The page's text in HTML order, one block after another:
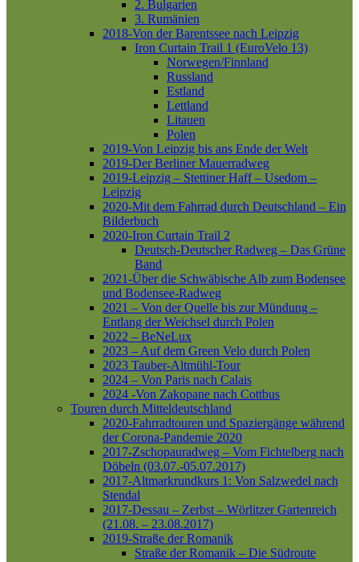
2. Bulgarien
3. Rumänien
2018-Von der Barentssee nach Leipzig
Iron Curtain Trail 1 (EuroVelo 13)
Norwegen/Finnland
Russland
Estland
Lettland
Litauen
Polen
2019-Von Leipzig bis ans Ende der Welt
2019-Der Berliner Mauerradweg
2019-Leipzig – Stettiner Haff – Usedom –
Leipzig
2020-Mit dem Fahrrad durch Deutschland – Ein
Bilderbuch
2020-Iron Curtain Trail 2
Deutsch-Deutscher Radweg – Das Grüne
Band
2021-Über die Schwäbische Alb zum Bodensee
und Bodensee-Radweg
2021 – Von der Quelle bis zur Mündung –
Entlang der Weichsel durch Polen
2022 – BeNeLux
2023 – Auf dem Green Velo durch Polen
2023 Tauber-Altmühl-Tour
2024 – Von Paris nach Calais
2024 -Von Zakopane nach Cottbus
Touren durch Mitteldeutschland
2020-Fahrradtouren und Spaziergänge während
der Corona-Pandemie 2020
2017-Zschopauradweg – Vom Fichtelberg nach
Döbeln (03.07.-05.07.2017)
2017-Altmarkrundkurs 1: Von Salzwedel nach
Stendal
2017-Dessau – Zerbst – Wörlitzer Gartenreich
(21.08. – 23.08.2017)
2019-Straße der Romanik
Straße der Romanik – Die Südroute